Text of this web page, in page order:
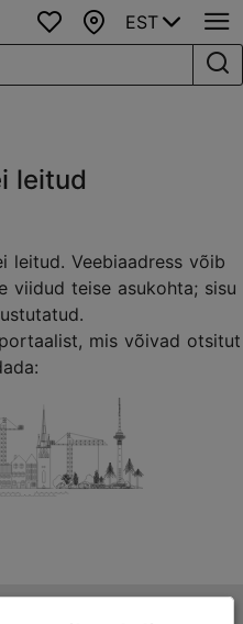
Lemmikud
Kaart
EST
leitud
leitud. Veebiaadress võib
viidud teise asukohta; sisu
mis võivad otsitut